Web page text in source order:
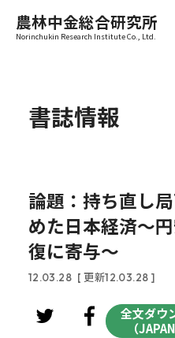
農林中金総合研究所
Norinchukin Research Institute Co., Ltd.
書誌情報
論題：持ち直し
めた日本経済～
復に寄与～
12.03.28 [ 更新12.03.28 ]
全文ダウ
（